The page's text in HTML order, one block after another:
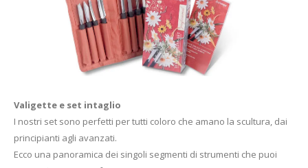
Valigette e set intaglio
I nostri set sono perfetti per tutti coloro che amano la scultura, dai
principianti agli avanzati.
Ecco una panoramica dei singoli segmenti di strumenti che puoi